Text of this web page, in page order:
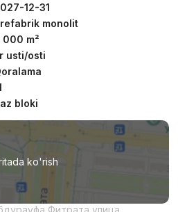
12-31
monolit
000 m²
usti/osti
bloki
ko'rish
Фитрата улица